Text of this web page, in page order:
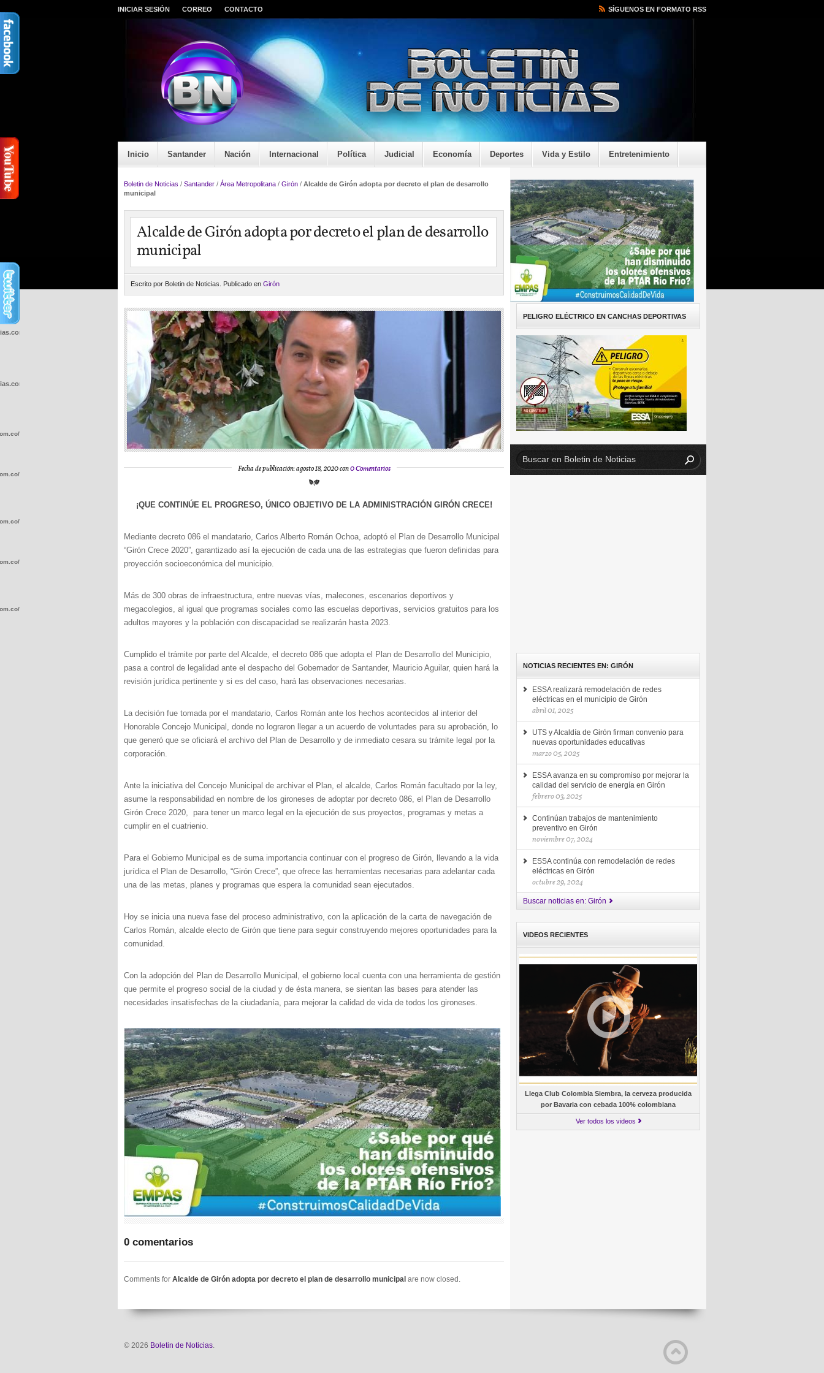
INICIAR SESIÓN CORREO CONTACTO SÍGUENOS EN FORMATO RSS
Inicio Santander Nación Internacional Política Judicial Economía Deportes Vida y Estilo Entretenimiento
Boletin de Noticias / Santander / Área Metropolitana / Girón / Alcalde de Girón adopta por decreto el plan de desarrollo
municipal
Alcalde de Girón adopta por decreto el plan de desarrollo
municipal
Escrito por Boletin de Noticias. Publicado en Girón
Fecha de publicación: agosto 18, 2020 con0 Comentarios
¡QUE CONTINÚE EL PROGRESO, ÚNICO OBJETIVO DE LA ADMINISTRACIÓN GIRÓN CRECE!
Mediante decreto 086 el mandatario, Carlos Alberto Román Ochoa, adoptó el Plan de Desarrollo Municipal
“Girón Crece 2020”, garantizado así la ejecución de cada una de las estrategias que fueron definidas para
proyección socioeconómica del municipio.
Más de 300 obras de infraestructura, entre nuevas vías, malecones, escenarios deportivos y
megacolegios, al igual que programas sociales como las escuelas deportivas, servicios gratuitos para los
adultos mayores y la población con discapacidad se realizarán hasta 2023.
Cumplido el trámite por parte del Alcalde, el decreto 086 que adopta el Plan de Desarrollo del Municipio,
pasa a control de legalidad ante el despacho del Gobernador de Santander, Mauricio Aguilar, quien hará la
revisión jurídica pertinente y si es del caso, hará las observaciones necesarias.
La decisión fue tomada por el mandatario, Carlos Román ante los hechos acontecidos al interior del
Honorable Concejo Municipal, donde no lograron llegar a un acuerdo de voluntades para su aprobación, lo
que generó que se oficiará el archivo del Plan de Desarrollo y de inmediato cesara su trámite legal por la
corporación.
Ante la iniciativa del Concejo Municipal de archivar el Plan, el alcalde, Carlos Román facultado por la ley,
asume la responsabilidad en nombre de los gironeses de adoptar por decreto 086, el Plan de Desarrollo
Girón Crece 2020, para tener un marco legal en la ejecución de sus proyectos, programas y metas a
cumplir en el cuatrienio.
Para el Gobierno Municipal es de suma importancia continuar con el progreso de Girón, llevando a la vida
jurídica el Plan de Desarrollo, “Girón Crece”, que ofrece las herramientas necesarias para adelantar cada
una de las metas, planes y programas que espera la comunidad sean ejecutados.
Hoy se inicia una nueva fase del proceso administrativo, con la aplicación de la carta de navegación de
Carlos Román, alcalde electo de Girón que tiene para seguir construyendo mejores oportunidades para la
comunidad.
Con la adopción del Plan de Desarrollo Municipal, el gobierno local cuenta con una herramienta de gestión
que permite el progreso social de la ciudad y de ésta manera, se sientan las bases para atender las
necesidades insatisfechas de la ciudadanía, para mejorar la calidad de vida de todos los gironeses.
0 comentarios
Comments for Alcalde de Girón adopta por decreto el plan de desarrollo municipal are now closed.
PELIGRO ELÉCTRICO EN CANCHAS DEPORTIVAS
NOTICIAS RECIENTES EN: GIRÓN
ESSA realizará remodelación de redes
eléctricas en el municipio de Girón
abril 01, 2025
UTS y Alcaldía de Girón firman convenio para
nuevas oportunidades educativas
marzo 05, 2025
ESSA avanza en su compromiso por mejorar la
calidad del servicio de energía en Girón
febrero 03, 2025
Continúan trabajos de mantenimiento
preventivo en Girón
noviembre 07, 2024
ESSA continúa con remodelación de redes
eléctricas en Girón
octubre 29, 2024
Buscar noticias en: Girón
VIDEOS RECIENTES
Llega Club Colombia Siembra, la cerveza producida
por Bavaria con cebada 100% colombiana
Ver todos los videos
© 2026 Boletin de Noticias.
wp-
wp-
wp-
wp-
wp-
wp-
wp-